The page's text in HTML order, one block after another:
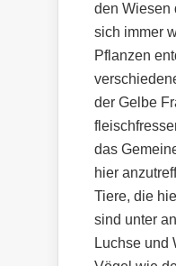
den Wiesen
sich immer
Pflanzen
der Gelbe
das
hier
Tiere, die
sind unter
Luchse und